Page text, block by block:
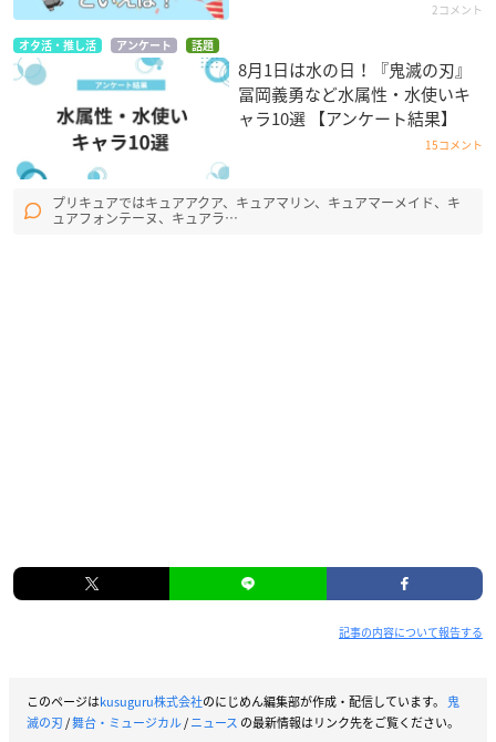
2コメント
オタ活・推し活 アンケート 話題
8月1日は水の日！『鬼滅の刃』
冨岡義勇など水属性・水使いキ
ャラ10選 【アンケート結果】
15コメント
プリキュアではキュアアクア、キュアマリン、キュアマーメイド、キ
ュアフォンテーヌ、キュアラ…
記事の内容について報告する
このページはkusuguru株式会社のにじめん編集部が作成・配信しています。 鬼
滅の刃/舞台・ミュージカル/ニュース の最新情報はリンク先をご覧ください。